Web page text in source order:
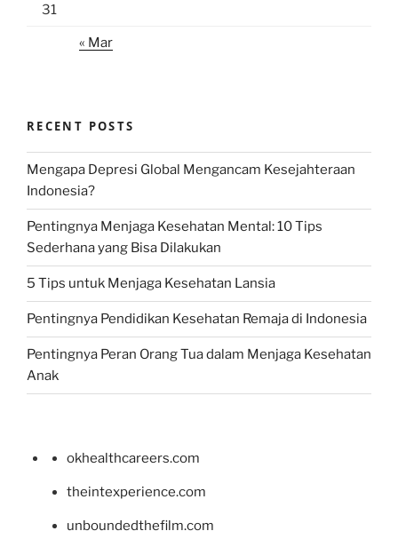
31
« Mar
RECENT POSTS
Mengapa Depresi Global Mengancam Kesejahteraan
Indonesia?
Pentingnya Menjaga Kesehatan Mental: 10 Tips
Sederhana yang Bisa Dilakukan
5 Tips untuk Menjaga Kesehatan Lansia
Pentingnya Pendidikan Kesehatan Remaja di Indonesia
Pentingnya Peran Orang Tua dalam Menjaga Kesehatan
Anak
okhealthcareers.com
theintexperience.com
unboundedthefilm.com